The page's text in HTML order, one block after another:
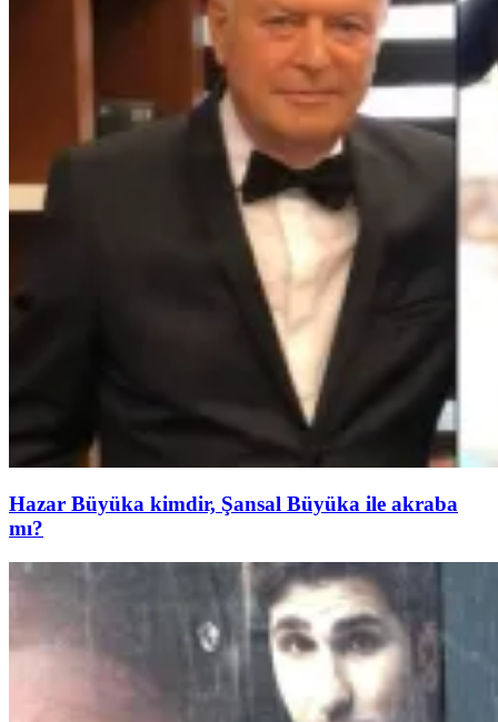
Hazar Büyüka kimdir, Şansal Büyüka ile akraba
mı?